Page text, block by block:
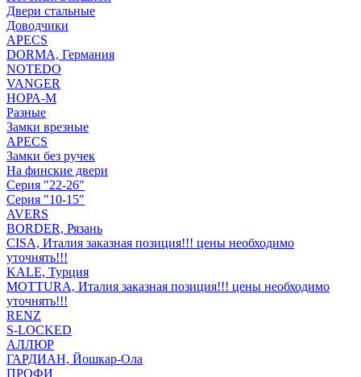
Двери стальные
Доводчики
APECS
DORMA, Германия
NOTEDO
VANGER
НОРА-М
Разные
Замки врезные
APECS
Замки без ручек
На финские двери
Серия "22-26"
Серия "10-15"
AVERS
BORDER, Рязань
CISA, Италия заказная позиция!!! цены необходимо
уточнять!!!
KALE, Турция
MOTTURA, Италия заказная позиция!!! цены необходимо
уточнять!!!
RENZ
S-LOCKED
АЛЛЮР
ГАРДИАН, Йошкар-Ола
ПРОФИ